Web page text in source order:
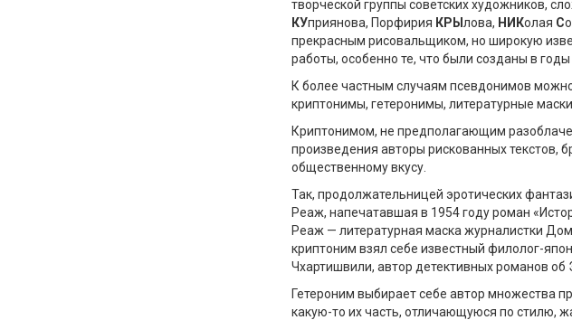
творческой группы советских художников,
КУприянова, Порфирия КРЫ лова, Н ИКолая С
прекрасным рисовальщиком, но широкую
работы, особенно те, что были созданы в
К более частным случаям псевдонимов
криптонимы, гетеронимы, литературные
Криптонимом, не предполагающим
произведения авторы рискованных текстов,
общественному вкусу.
Так, продолжательницей эротических
Реаж, напечатавшая в 1954 году роман
Реаж — литературная маска журналистки
криптоним взял себе известный филолог-
Чхартишвили, автор детективных романов об
Гетероним выбирает себе автор множества
какую-то их часть, отличающуюся по стилю,